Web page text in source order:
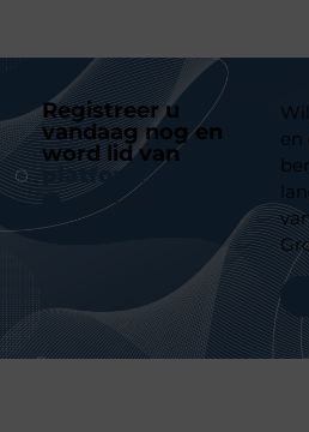
Registreer u
vandaag nog en
word lid van
platform
en